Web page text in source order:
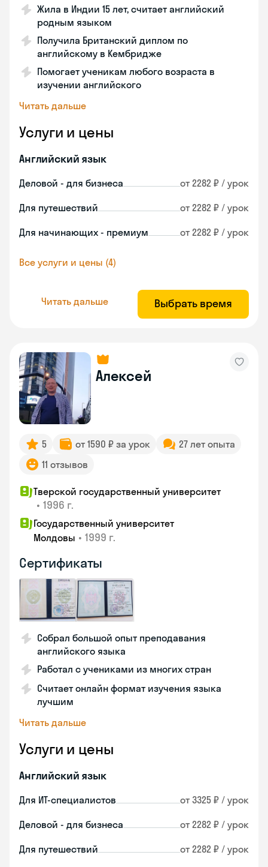
Жила в Индии 15 лет, считает английский
родным языком
Получила Британский диплом по
английскому в Кембридже
Помогает ученикам любого возраста в
изучении английского
Читать дальше
Услуги и цены
Английский язык
Деловой - для бизнеса от 2282 ₽ / урок
Для путешествий от 2282 ₽ / урок
Для начинающих - премиум от 2282 ₽ / урок
Все услуги и цены (4)
Читать дальше Выбрать время
Алексей
5 от 1590 ₽ за урок
27 лет опыта
11 отзывов
Тверской государственный университет
• 1996 г.
Государственный университет
Молдовы • 1999 г.
Сертификаты
Собрал большой опыт преподавания
английского языка
Работал с учениками из многих стран
Считает онлайн формат изучения языка
лучшим
Читать дальше
Услуги и цены
Английский язык
Для ИТ-специалистов от 3325 ₽ / урок
Деловой - для бизнеса от 2282 ₽ / урок
Для путешествий от 2282 ₽ / урок